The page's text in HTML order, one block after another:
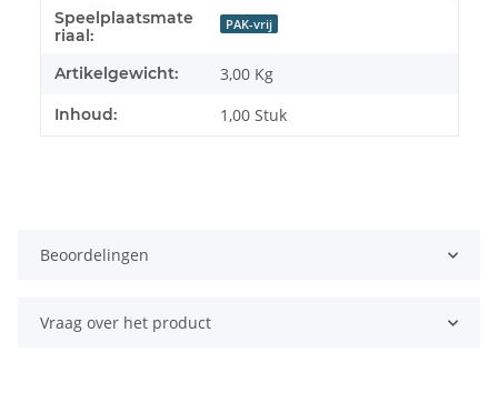
#productDetails.itemInformation#
#productDetails.itemValue#
Speelplaatsmate
riaal:
PAK-vrij
Artikelgewicht: 3,00 Kg
Inhoud: 1,00 Stuk
Beoordelingen
Vraag over het product